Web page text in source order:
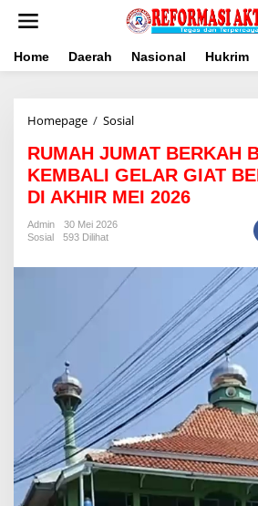
Home Daerah Nasional Hukrim
Homepage / SosialRUMAH
BERKAH
BANDUNG
KEMBALI
GELAR
DI
RUMAH JUMAT BERKAH
KEMBALI GELAR GIAT
DI AKHIR MEI 2026
Admin
30 Mei 2026
Sosial
593 Dilihat